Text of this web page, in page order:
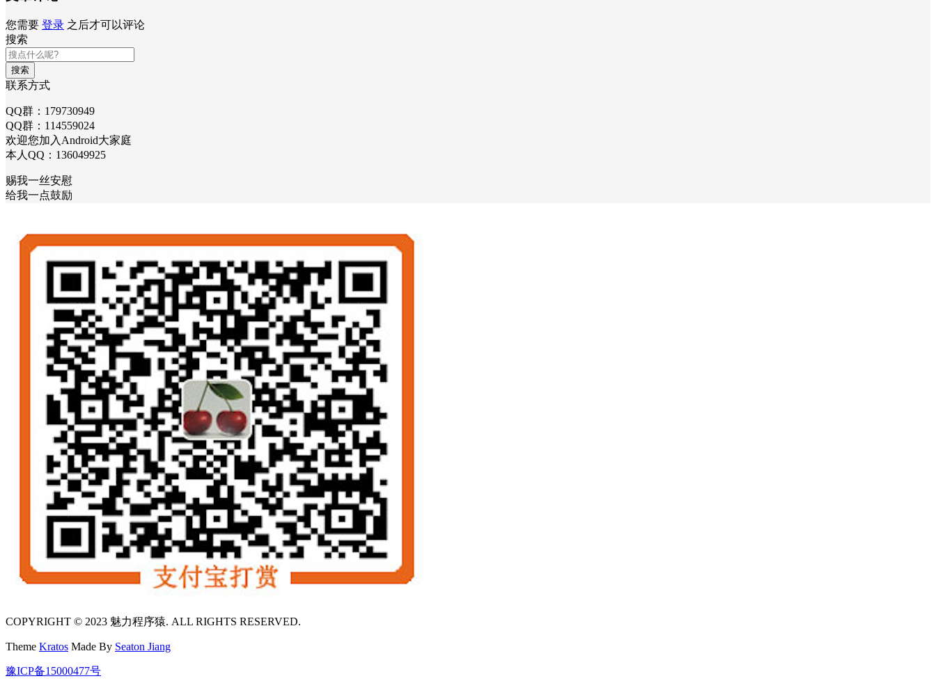
您需要 登录 之后才可以评论
搜索
搜索
联系方式
QQ群：179730949
QQ群：114559024
欢迎您加入Android大家庭
本人QQ：136049925
赐我一丝安慰
给我一点鼓励
COPYRIGHT © 2023 魅力程序猿. ALL RIGHTS RESERVED.
Theme Kratos Made By Seaton Jiang
豫ICP备15000477号